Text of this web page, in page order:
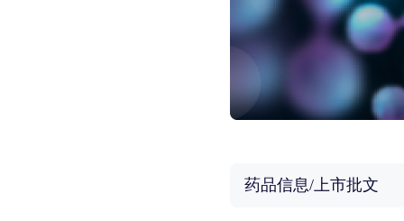
药品信息/上市批文